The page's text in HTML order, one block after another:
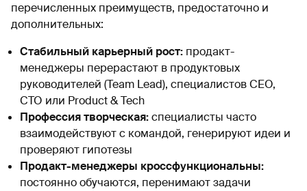
перечисленных преимуществ, предостаточно и
дополнительных:
Стабильный карьерный рост: продакт-
менеджеры перерастают в продуктовых
руководителей (Team Lead), специалистов CEO,
CTO или Product & Tech
Профессия творческая:специалисты часто
взаимодействуют с командой, генерируют идеи и
проверяют гипотезы
Продакт-менеджеры кроссфункциональны:
постоянно обучаются, перенимают задачи